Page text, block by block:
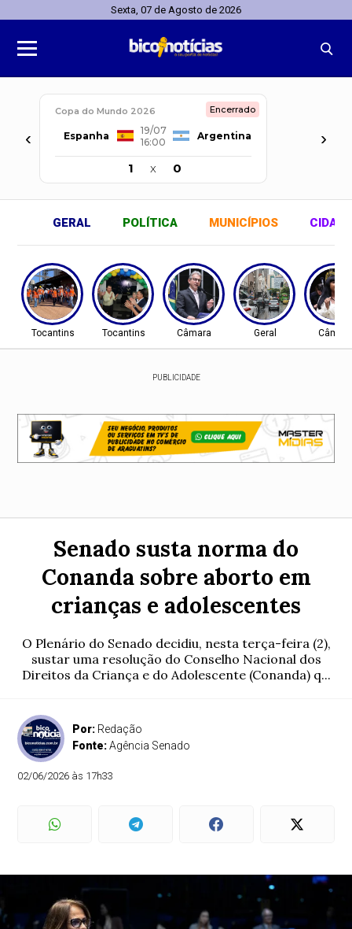
Sexta, 07 de Agosto de 2026
‹
Copa do Mundo 2026 Encerrado
Espanha
19/07
16:00
Argentina
1 x 0
›
GERAL POLÍTICA MUNICÍPIOS
Tocantins Tocantins Câmara Geral
PUBLICIDADE
Senado susta norma do
Conanda sobre aborto em
crianças e adolescentes
O Plenário do Senado decidiu, nesta terça-feira (2),
sustar uma resolução do Conselho Nacional dos
Direitos da Criança e do Adolescente (Conanda) q...
Por: Redação
Fonte:Agência Senado
02/06/2026 às 17h33